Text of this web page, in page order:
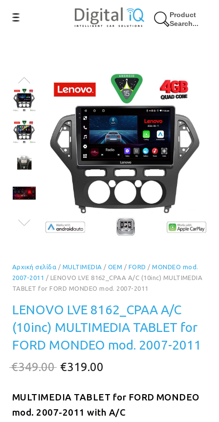
Product
Search...
9% Έκπτωση
Αρχική σελίδα / MULTIMEDIA / OEM / FORD /MONDEO mod.
2007-2011 / LENOVO LVE 8162_CPAA A/C (10inc) MULTIMEDIA
TABLET for FORD MONDEO mod. 2007-2011
LENOVO LVE 8162_CPAA A/C
(10inc) MULTIMEDIA TABLET for
FORD MONDEO mod. 2007-2011
€349.00 Original
was:
€349.00.
€319.00
τιμή
είναι:
MULTIMEDIA TABLET for FORD MONDEO
mod. 2007-2011 with A/C